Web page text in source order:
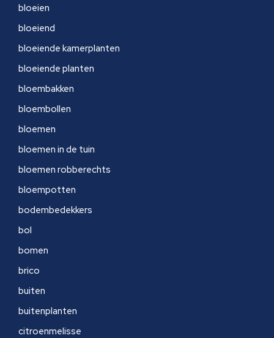
bloeien
bloeiend
bloeiende kamerplanten
bloeiende planten
bloembakken
bloembollen
bloemen
bloemen in de tuin
bloemen robberechts
bloempotten
bodembedekkers
bol
bomen
brico
buiten
buitenplanten
citroenmelisse